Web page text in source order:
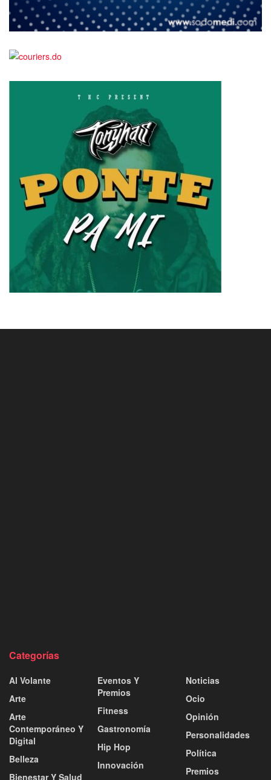
Categorías
Al Volante
Arte
Arte
Contemporáneo Y
Digital
Belleza
Bienestar Y Salud
Eventos Y
Premios
Fitness
Gastronomía
Hip Hop
Innovación
Noticias
Ocio
Opinión
Personalidades
Política
Premios